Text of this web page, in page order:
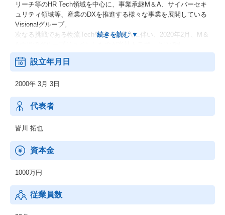
リーチ等のHR Tech領域を中心に、事業承継M＆A、サイバーセキ
ュリティ領域等、産業のDXを推進する様々な事業を展開している
Visionalグループ。
次なる挑戦である物流Tech領域への参入に伴い、2020年2月、M＆
グループとしては2023年に東証プライム市場に上場、パブリック
カンパニーとして新しいスタートラインに立ちました。
ミッションである 「物流の仕組みを、未来へ加速させる」 の実現
に向け、グループの資本やリソースを活かしつつ、独立した事業
領域としてダイナミックな挑戦ができる、非常に面白い環境がそ
ろっています。
設立年月日
2000年 3月 3日
代表者
皆川 拓也
資本金
1000万円
従業員数